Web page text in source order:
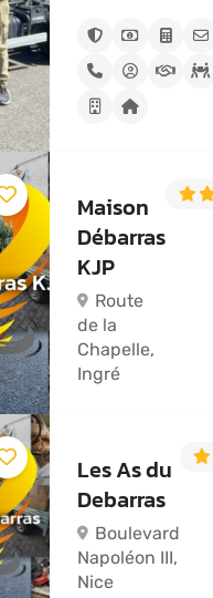
Maison
Débarras
KJP
Route
de la
Chapelle,
Ingré
Les As du
Debarras
Boulevard
Napoléon III,
Nice